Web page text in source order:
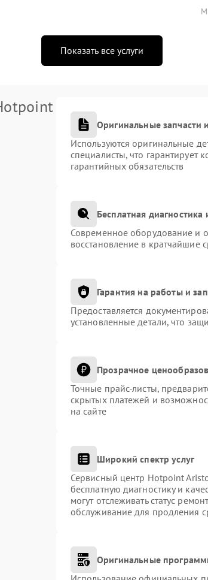
Показать все услуги
Оригинальные запчасти
Используются оригинальные
специалисты, что гарантирует
гарантийных обязательств
Бесплатная
Современное оборудование и
восстановление в кратчайшие
Гарантия на работы и
Предоставляется
установленные детали, что
Прозрачное
Точные прайс-листы,
скрытых платежей и
на сайте
Широкий спектр услуг
Сервисный центр Hotpoint
бесплатную диагностику и
могут отслеживать статус
обслуживание для продления
Оригинальные